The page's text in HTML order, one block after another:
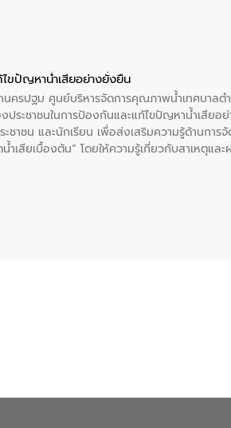
ขปัญหาน้ำเสียอย่างยั่งยืน
ครปฐม ศูนย์บริหารจัดการคุณภาพน้ำเทศบาลต
ระชาชนในการป้องกันและแก้ไขปัญหาน้ำเสียอ
าชน และนักเรียน เพื่อส่งเสริมความรู้ด้านการจั
เสียเบื้องต้น” โดยให้ความรู้เกี่ยวกับสาเหตุและ
นในครัวเรือน ณ เทศบาลตำบลบางเลน จังหวัดน